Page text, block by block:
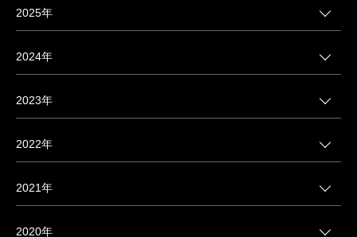
2025年
2024年
2023年
2022年
2021年
2020年